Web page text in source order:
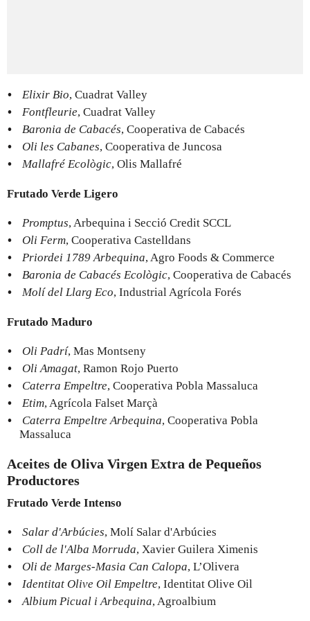
Elixir Bio, Cuadrat Valley
Fontfleurie, Cuadrat Valley
Baronia de Cabacés, Cooperativa de Cabacés
Oli les Cabanes, Cooperativa de Juncosa
Mallafré Ecològic, Olis Mallafré
Frutado Verde Ligero
Promptus, Arbequina i Secció Credit SCCL
Oli Ferm, Cooperativa Castelldans
Priordei 1789 Arbequina, Agro Foods & Commerce
Baronia de Cabacés Ecològic, Cooperativa de Cabacés
Molí del Llarg Eco, Industrial Agrícola Forés
Frutado Maduro
Oli Padrí, Mas Montseny
Oli Amagat, Ramon Rojo Puerto
Caterra Empeltre, Cooperativa Pobla Massaluca
Etim, Agrícola Falset Marçà
Caterra Empeltre Arbequina, Cooperativa Pobla
Massaluca
Aceites de Oliva Virgen Extra de Pequeños
Productores
Frutado Verde Intenso
Salar d'Arbúcies, Molí Salar d'Arbúcies
Coll de l'Alba Morruda, Xavier Guilera Ximenis
Oli de Marges-Masia Can Calopa, L’Olivera
Identitat Olive Oil Empeltre, Identitat Olive Oil
Albium Picual i Arbequina, Agroalbium